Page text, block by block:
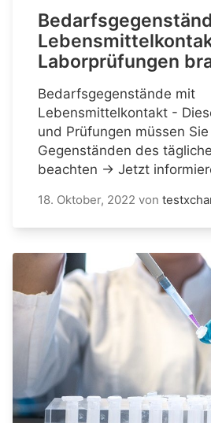
Laborprüfungen
Bedarfsgegenstände mit
Lebensmittelkontakt -
und Prüfungen müssen
Gegenständen des
beachten → Jetzt
18. Oktober, 2022 von